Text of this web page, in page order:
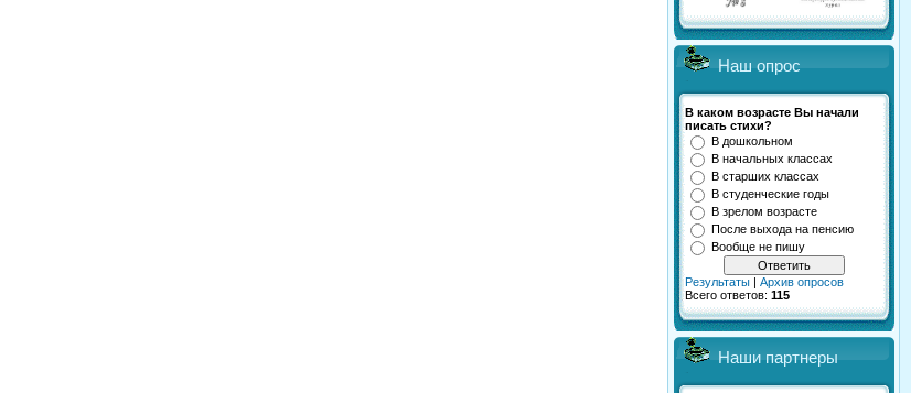
Наш опрос
В каком возрасте Вы начали
писать стихи?
В дошкольном
В начальных классах
В старших классах
В студенческие годы
В зрелом возрасте
После выхода на пенсию
Вообще не пишу
Результаты | Архив опросов
Всего ответов: 115
Наши партнеры